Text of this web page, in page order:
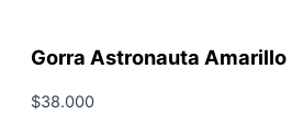
Gorra Astronauta Amarillo
$38.000